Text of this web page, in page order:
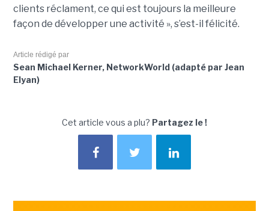
clients réclament, ce qui est toujours la meilleure
façon de développer une activité », s’est-il félicité.
Article rédigé par
Sean Michael Kerner, NetworkWorld (adapté par Jean
Elyan)
Cet article vous a plu? Partagez le !